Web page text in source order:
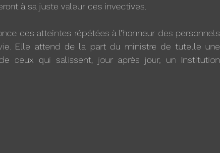
à sa juste valeur ces invectives.
ces atteintes répétées à l’honneur des personnels
Elle attend de la part du ministre de tutelle une
ceux qui salissent, jour après jour, un Institution